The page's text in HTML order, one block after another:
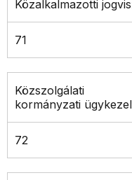
Közalkalmazotti
71
Közszolgálati
kormányzati
72